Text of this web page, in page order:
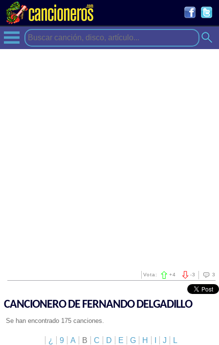
3
-3
Vota: +4
CANCIONERO DE FERNANDO DELGADILLO
Se han encontrado 175 canciones.
¿ 9 A B C D E G H J
L